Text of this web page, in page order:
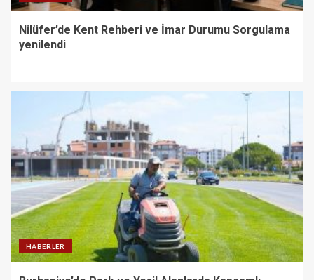
Nilüfer’de Kent Rehberi ve İmar Durumu Sorgulama
yenilendi
HABERLER